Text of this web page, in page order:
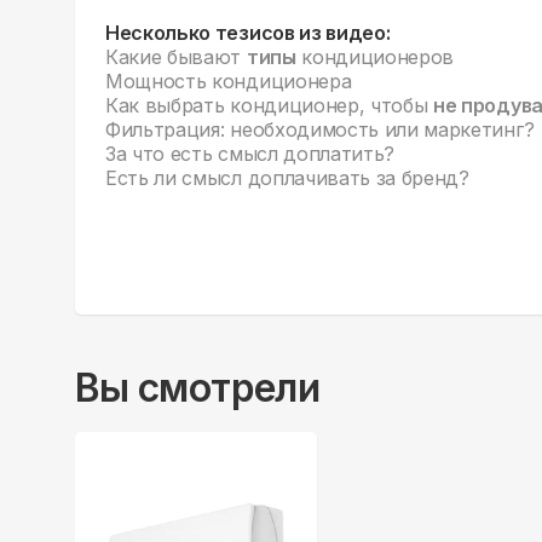
Несколько тезисов из видео:
Какие бывают типы кондиционеров
Мощность кондиционера
Как выбрать кондиционер, чтобы не
Фильтрация: необходимость или маркетинг?
За что есть смысл доплатить?
Есть ли смысл доплачивать за бренд?
Вы смотрели